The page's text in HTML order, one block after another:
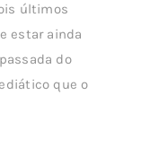
últimos
estar ainda
do
que o